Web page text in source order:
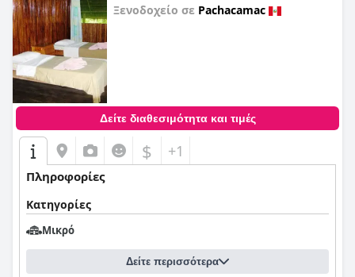
Ξενοδοχείο σε Pachacamac
Δείτε διαθεσιμότητα και τιμές
$ +1
Πληροφορίες
Κατηγορίες
Μικρό
Δείτε περισσότερα